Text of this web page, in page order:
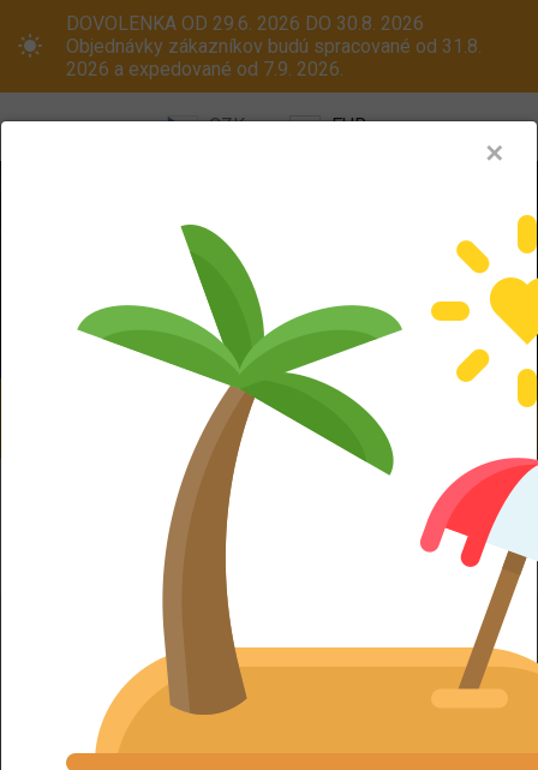
DOVOLENKA OD 29.6. 2026 DO 30.8. 2026
Objednávky zákazníkov budú spracované od 31.8.
2026 a expedované od 7.9. 2026.
CZK EUR
Menu
Oceľové disky ALU kola
Dodáváme aj na Slovensko! Platcom
DPH dodáme tovar bez DPH.
Prihlásenie
Pre nakupovanie v našom e-shope nie je potrebné mať
✕